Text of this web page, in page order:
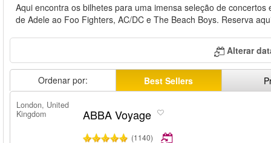
Aqui encontra os bilhetes para uma imensa seleção de
de Adele ao Foo Fighters, AC/DC e The Beach Boys. Reserva
Alterar
Ordenar por: Best Sellers
London, United
Kingdom
ABBA Voyage
(1140)